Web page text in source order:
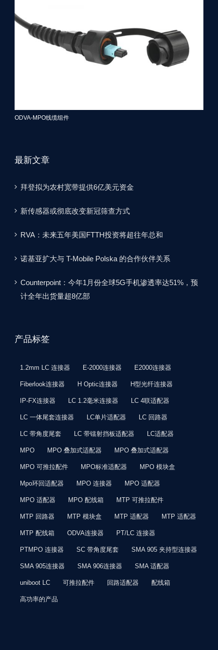
ODVA-MPO线缆组件
最新文章
拜登拟为农村宽带提供6亿美元资金
新传感器或彻底改变新冠筛查方式
RVA：未来五年美国FTTH投资将超往年总和
诺基亚扩大与 T-Mobile Polska 的合作伙伴关系
Counterpoint：今年1月份全球5G手机渗透率达51%，预
计全年出货量超8亿部
产品标签
1.2mm LC 连接器 E-2000连接器 E2000连接器
Fiberlook连接器 H Optic连接器 H型光纤连接器
IP-FX连接器 LC 1.2毫米连接器 LC 4联适配器
LC 一体尾套连接器 LC单片适配器 LC 回路器
LC 带角度尾套 LC 带镭射挡板适配器 LC适配器
MPO MPO 叠加式适配器 MPO 叠加式适配器
MPO 可推拉配件 MPO标准适配器 MPO 模块盒
Mpo环回适配器 MPO 连接器 MPO 适配器
MPO 适配器 MPO 配线箱 MTP 可推拉配件
MTP 回路器 MTP 模块盒 MTP 适配器 MTP 适配器
MTP 配线箱 ODVA连接器 PT/LC 连接器
PTMPO 连接器 SC 带角度尾套 SMA 905 夹持型连接器
SMA 905连接器 SMA 906连接器 SMA 适配器
uniboot LC 可推拉配件 回路适配器 配线箱
高功率的产品